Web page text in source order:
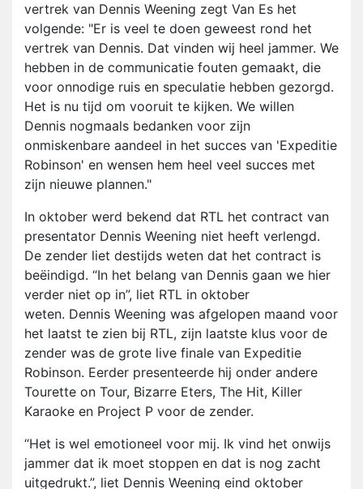
vertrek van Dennis Weening zegt Van Es het
volgende: "Er is veel te doen geweest rond het
vertrek van Dennis. Dat vinden wij heel jammer. We
hebben in de communicatie fouten gemaakt, die
voor onnodige ruis en speculatie hebben gezorgd.
Het is nu tijd om vooruit te kijken. We willen
Dennis nogmaals bedanken voor zijn
onmiskenbare aandeel in het succes van 'Expeditie
Robinson' en wensen hem heel veel succes met
zijn nieuwe plannen."
In oktober werd bekend dat RTL het contract van
presentator Dennis Weening niet heeft verlengd.
De zender liet destijds weten dat het contract is
beëindigd. “In het belang van Dennis gaan we hier
verder niet op in”, liet RTL in oktober
weten. Dennis Weening was afgelopen maand voor
het laatst te zien bij RTL, zijn laatste klus voor de
zender was de grote live finale van Expeditie
Robinson. Eerder presenteerde hij onder andere
Tourette on Tour, Bizarre Eters, The Hit, Killer
Karaoke en Project P voor de zender.
“Het is wel emotioneel voor mij. Ik vind het onwijs
jammer dat ik moet stoppen en dat is nog zacht
uitgedrukt.”, liet Dennis Weening eind oktober